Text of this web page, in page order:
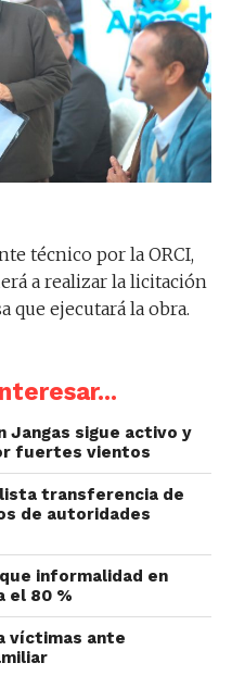
técnico por la ORCI,
a realizar la licitación
que ejecutará la obra.
Jangas sigue activo y
fuertes vientos
transferencia de
de autoridades
informalidad en
el 80 %
víctimas ante